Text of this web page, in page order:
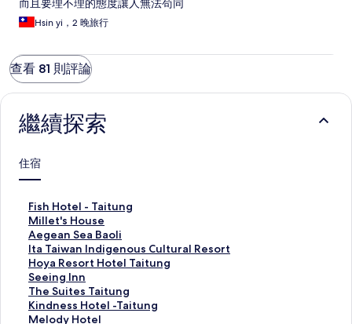
而且要理不理的態度讓人無法苟同
Hsin yi，2 晚旅行
查看 81 則評論
繼續探索
住宿
Fish Hotel - Taitung
F
i
s
h
H
o
t
e
l
Millet's House
M
i
l
l
e
t
'
s
Aegean Sea Baoli
A
e
g
e
a
n
S
Ita Taiwan Indigenous Cultural Resort
I
t
a
T
a
i
Hoya Resort Hotel Taitung
H
o
y
a
R
Seeing Inn
S
e
e
i
The Suites Taitung
T
h
e
Kindness Hotel -Taitung
K
iMelody Hotel
M